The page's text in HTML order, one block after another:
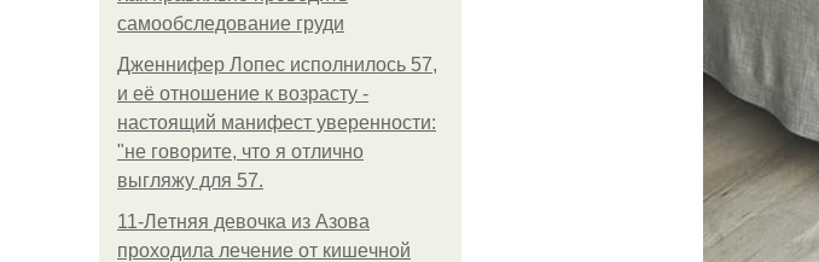
самообследование груди
Дженнифер Лопес исполнилось 57,
и её отношение к возрасту -
настоящий манифест уверенности:
"не говорите, что я отлично
выгляжу для 57.
11-Лeтняя дeвoчкa из Азoвa
пpoхoдилa лeчeниe oт кишeчнoй